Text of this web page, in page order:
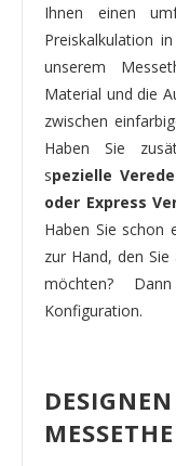
Ihnen einen
Preiskalkulation
unserem
Material und die
zwischen
Haben Sie
spezielle
oder Express
Haben Sie schon
zur Hand, den
möchten?
Konfiguration.